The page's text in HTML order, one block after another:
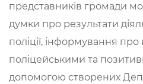
представників громади
думки про результати
поліції, інформування про
поліцейськими та
допомогою створених